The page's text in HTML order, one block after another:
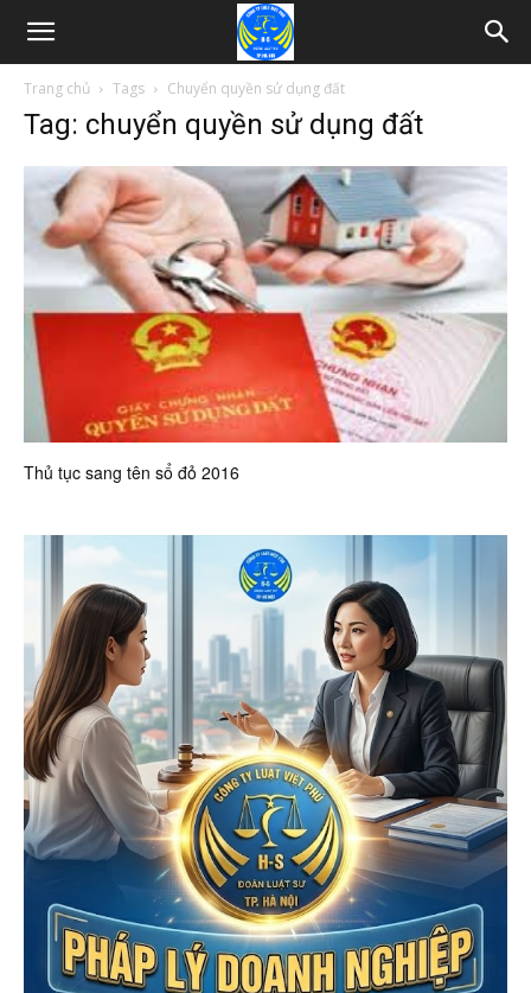
Trang chủ Tags Chuyển quyền sử dụng đất
Tag: chuyển quyền sử dụng đất
Thủ tục sang tên sổ đỏ 2016